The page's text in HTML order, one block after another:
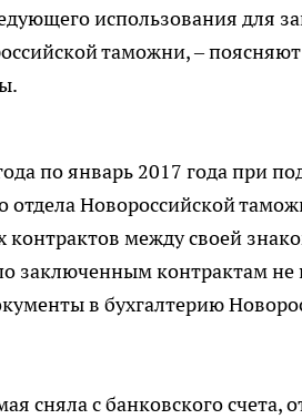
использования для
таможни, –
по январь 2017 года при
отдела Новороссийской
контрактов между своей
заключенным контрактам
в бухгалтерию
сняла с банковского